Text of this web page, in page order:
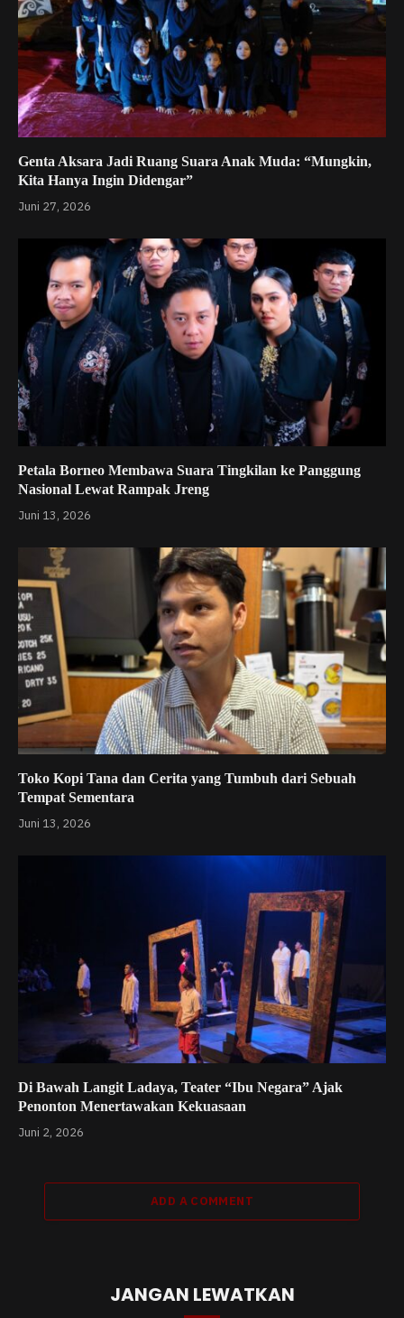
Genta Aksara Jadi Ruang Suara Anak Muda: “Mungkin,
Kita Hanya Ingin Didengar”
Juni 27, 2026
Petala Borneo Membawa Suara Tingkilan ke Panggung
Nasional Lewat Rampak Jreng
Juni 13, 2026
Toko Kopi Tana dan Cerita yang Tumbuh dari Sebuah
Tempat Sementara
Juni 13, 2026
Di Bawah Langit Ladaya, Teater “Ibu Negara” Ajak
Penonton Menertawakan Kekuasaan
Juni 2, 2026
ADD A COMMENT
JANGAN LEWATKAN